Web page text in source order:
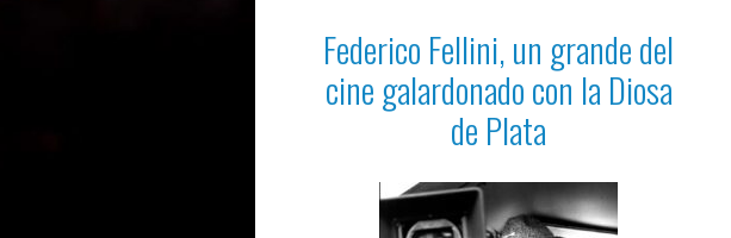
Federico Fellini, un grande del
cine galardonado con la Diosa
de Plata